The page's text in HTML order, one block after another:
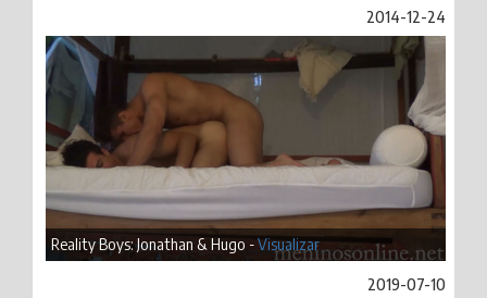
2014-12-24
Reality Boys: Jonathan & Hugo -Visualizar
2019-07-10